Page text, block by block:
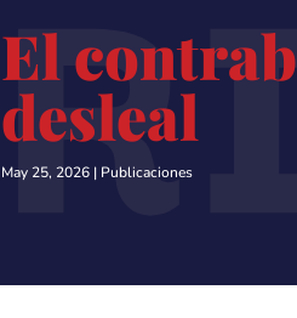
El
desleal
May 25, 2026 | Publicaciones